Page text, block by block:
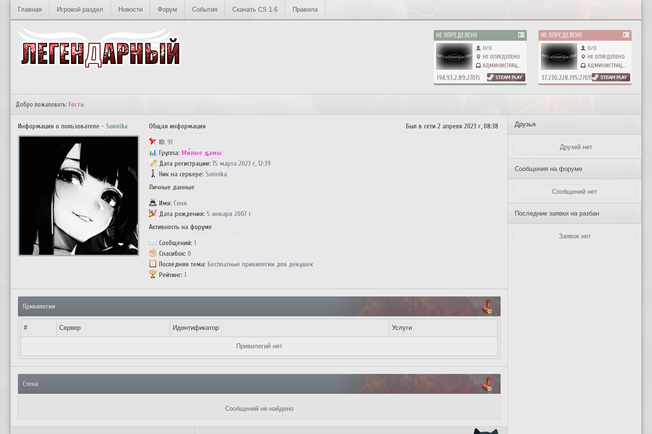
Главная Игровой раздел Новости Форум События Скачать CS 1.6 Правила
НЕ ОПРЕДЕЛЕНО
0/0
НЕ ОПРЕДЕЛЕНО
АДМИНИСТРАЦИЯ
194.93.2.89:27015
НЕ ОПРЕДЕЛЕНО
0/0
НЕ ОПРЕДЕЛЕНО
АДМИНИСТРАЦИЯ
37.230.228.195:27015
Добро пожаловать: Гость
Информация о пользователе - Sonnika Общая информация
Был в сети 2 апреля 2023 г, 08:38
ID: 91
Группа: Милые дамы
Дата регистрации: 15 марта 2023 г, 12:39
Ник на сервере: Sonnika
Личные данные
Имя: Соня
Дата рождения: 5 января 2007 г
Активность на форуме
Сообщений: 1
Спасибок: 0
Последняя тема: Бесплатные привилегии для девушек
Рейтинг: 1
Привилегии
# Сервер Идентификатор Услуги
Привилегий нет
Стена
Сообщений не найдено
Друзья
Друзей нет
Сообщения на форуме
Сообщений нет
Последние заявки на разбан
Заявок нет